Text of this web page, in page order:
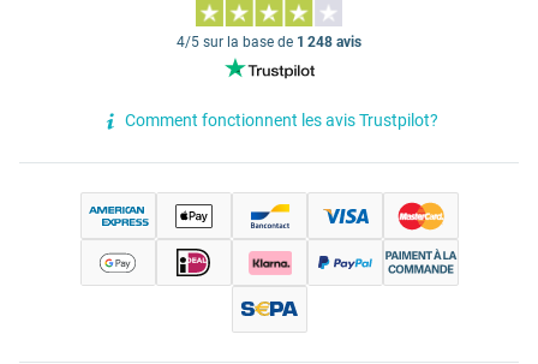
4/5 sur la base de 1 248 avis
Comment fonctionnent les avis Trustpilot?